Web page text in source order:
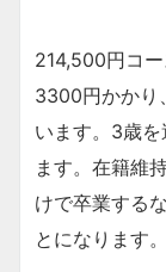
214,500円コ
3300円かかり
います。3歳
ます。在籍維
けで卒業する
とになります。